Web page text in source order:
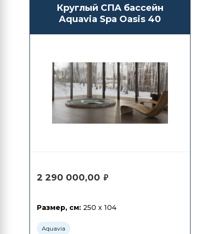
Круглый СПА бассейн
Aquavia Spa Oasis 40
2 290 000,00 ₽
Размер, см: 250 x 104
Aquavia